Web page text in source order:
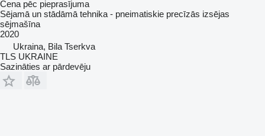
Cena pēc pieprasījuma
Sējamā un stādāmā tehnika - pneimatiskie precīzās izsējas
sējmašīna
2020
Ukraina, Bila Tserkva
TLS UKRAINE
Sazināties ar pārdevēju